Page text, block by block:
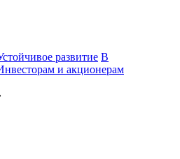
развитие В
и акционерам